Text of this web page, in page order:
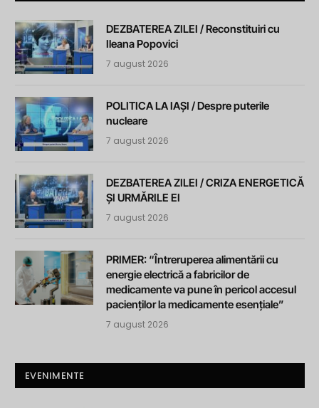
DEZBATEREA ZILEI / Reconstituiri cu
Ileana Popovici
7 august 2026
POLITICA LA IAȘI / Despre puterile
nucleare
7 august 2026
DEZBATEREA ZILEI / CRIZA ENERGETICĂ
ȘI URMĂRILE EI
7 august 2026
PRIMER: “Întreruperea alimentării cu
energie electrică a fabricilor de
medicamente va pune în pericol accesul
pacienților la medicamente esențiale”
7 august 2026
EVENIMENTE